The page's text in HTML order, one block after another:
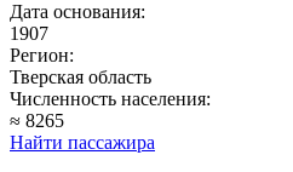
Дата основания:
1907
Регион:
Тверская область
Численность населения:
≈ 8265
Найти пассажира